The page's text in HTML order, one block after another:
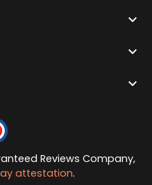



Reviews Company,
attestation.